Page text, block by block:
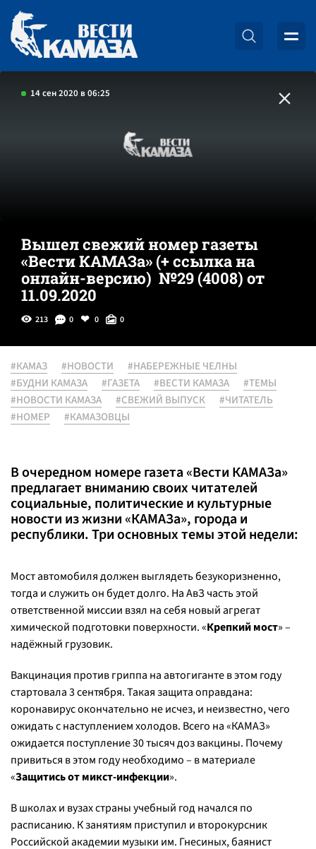
14 сен 2020 в 06:25
Вышел свежий номер газеты
«Вести КАМАЗа» (+ ссылка на
онлайн-версию) №29 (4008) от
11.09.2020
213 0 0 0
#КАМАЗ #НОВОСТИ
#НАБЕРЕЖНЫЕ ЧЕЛНЫ
#БУДНИ КАМАЗА
#ГАЗЕТА #ВЕСТИ КАМАЗА
#ТЕМЫ
#НОВОСТИ КАМАЗА
#СВЕЖИЙ ВЫПУСК
#ЧИТАТЕЛЬ
#НОМЕР
#КАМАЗОВЦЫ
В очередном номере газета «Вести КАМАЗа»
предлагает вниманию своих читателей
социальные, политические и культурные
новости из жизни «КАМАЗа», города и
республики. Три основных темы этой недели:
Мост автомобиля должен выглядеть безукоризненно,
тогда и служить он будет долго. На АвЗ часть этой
ответственной миссии взял на себя новый агрегат
химической подготовки поверхности. «Крепкий мост» –
надёжный грузовик.
Вакцинация против гриппа на автогиганте в этом году
стартовала 3 сентября. Такая защита оправдана:
коронавирус окончательно не исчез, и неизвестно, чего
ожидать с наступлением холодов. Всего на «КАМАЗ»
ожидается поступление 30 тысяч доз вакцины. Почему
привиться в этом году необходимо – в материале
«Защитись от микст-инфекции».
В школах и вузах страны учебный год начался по
расписанию. К занятиям приступил и второкурсник
Российской академии музыки им. Гнесиных, баянист